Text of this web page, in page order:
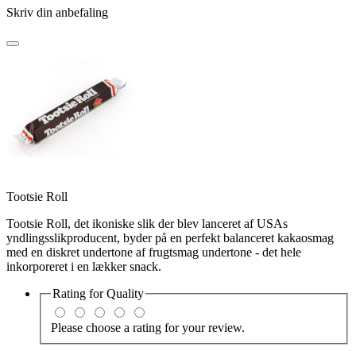
Skriv din anbefaling
Tootsie Roll
Tootsie Roll, det ikoniske slik der blev lanceret af USAs
yndlingsslikproducent, byder på en perfekt balanceret kakaosmag
med en diskret undertone af frugtsmag undertone - det hele
inkorporeret i en lækker snack.
Rating forQuality
Please choose a rating for your review.